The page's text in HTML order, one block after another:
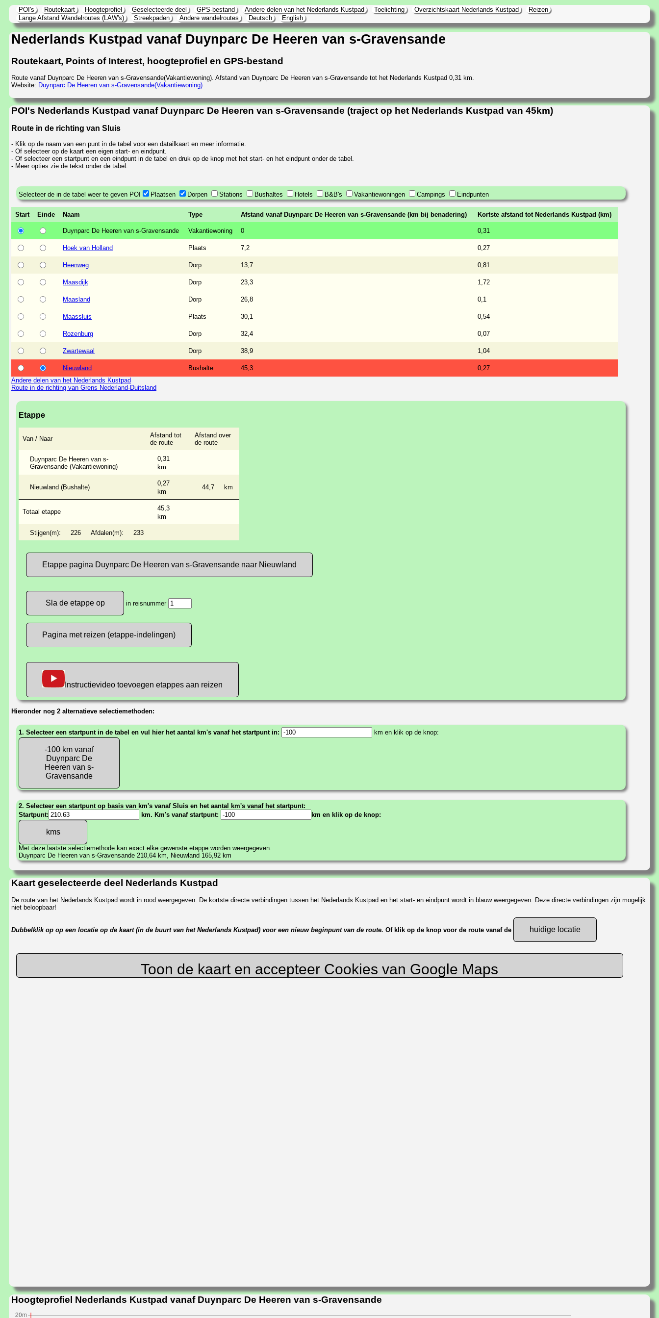
POI's Routekaart Hoogteprofiel Geselecteerde deel GPS-bestand Andere delen van het Nederlands Kustpad Toelichting Overzichtskaart Nederlands Kustpad
Reizen
Lange Afstand Wandelroutes (LAW's)
Streekpaden Andere wandelroutes Deutsch English
Nederlands Kustpad vanaf Duynparc De Heeren van s-Gravensande
Routekaart, Points of Interest, hoogteprofiel en GPS-bestand
Route vanaf Duynparc De Heeren van s-Gravensande(Vakantiewoning). Afstand van Duynparc De Heeren van s-Gravensande tot het Nederlands Kustpad 0,31 km.
Website: Duynparc De Heeren van s-Gravensande(Vakantiewoning)
POI's Nederlands Kustpad vanaf Duynparc De Heeren van s-Gravensande (traject op het Nederlands Kustpad van 45km)
Route in de richting van Sluis
- Klik op de naam van een punt in de tabel voor een datailkaart en meer informatie.
- Of selecteer op de kaart een eigen start- en eindpunt.
- Of selecteer een startpunt en een eindpunt in de tabel en druk op de knop met het start- en het eindpunt onder de tabel.
- Meer opties zie de tekst onder de tabel.
Selecteer de in de tabel weer te geven POI Plaatsen Dorpen Stations Bushaltes Hotels B&B's Vakantiewoningen Campings Eindpunten
Start Einde Naam Type Afstand vanaf Duynparc De Heeren van s-Gravensande (km bij benadering) Kortste afstand tot Nederlands Kustpad (km)
Duynparc De Heeren van s-Gravensande Vakantiewoning 0 0,31
Hoek van Holland Plaats 7,2 0,27
Heenweg Dorp 13,7 0,81
Maasdijk Dorp 23,3 1,72
Maasland Dorp 26,8 0,1
Maassluis Plaats 30,1 0,54
Rozenburg Dorp 32,4 0,07
Zwartewaal Dorp 38,9 1,04
Nieuwland Bushalte 45,3
0,27
Andere delen van het Nederlands Kustpad
Route in de richting van Grens Nederland-Duitsland
Etappe
Van / Naar
Afstand tot
de route
Afstand over
de route
Duynparc De Heeren van s-
Gravensande (Vakantiewoning)
0,31
km
Nieuwland (Bushalte)
0,27
km
44,7 km
Totaal etappe
45,3
km
Stijgen(m): 226 Afdalen(m): 233
Etappe pagina Duynparc De Heeren van s-Gravensande naar Nieuwland
in reisnummer
Pagina met reizen (etappe-indelingen)
Instructievideo toevoegen etappes aan reizen
Hieronder nog 2 alternatieve selectiemethoden:
1. Selecteer een startpunt in de tabel en vul hier het aantal km's vanaf het startpunt in: km en klik op de knop:
-100 km vanaf
Duynparc De
Heeren van s-
Gravensande
2. Selecteer een startpunt op basis van km's vanaf Sluis en het aantal km's vanaf het startpunt:
Startpunt:
km. Km's vanaf startpunt: km en klik op de knop:
Met deze laatste selectiemethode kan exact elke gewenste etappe worden weergegeven.
Duynparc De Heeren van s-Gravensande 210,64 km, Nieuwland 165,92 km
Kaart geselecteerde deel Nederlands Kustpad
De route van het Nederlands Kustpad wordt in rood weergegeven. De kortste directe verbindingen tussen het Nederlands Kustpad en het start- en eindpunt wordt in blauw weergegeven. Deze directe verbindingen zijn mogelijk
niet beloopbaar!
Dubbelklik op op een locatie op de kaart (in de buurt van het Nederlands Kustpad) voor een nieuw beginpunt van de route. Of klik op de knop voor de route vanaf de huidige locatie
Toon de kaart en accepteer Cookies van Google Maps
Hoogteprofiel Nederlands Kustpad vanaf Duynparc De Heeren van s-Gravensande